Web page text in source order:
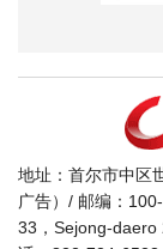
地址：首尔市中区
广告）/ 邮编：
33，Sejong-